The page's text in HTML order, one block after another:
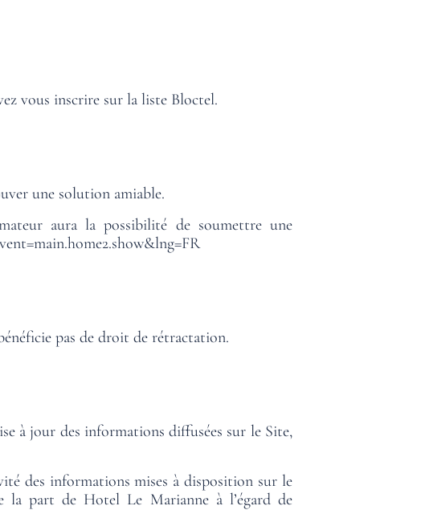
vous inscrire sur la liste Bloctel.
une solution amiable.
aura la possibilité de soumettre une
pas de droit de rétractation.
à jour des informations diffusées sur le Site,
des informations mises à disposition sur le
la part de Hotel Le Marianne à l’égard de